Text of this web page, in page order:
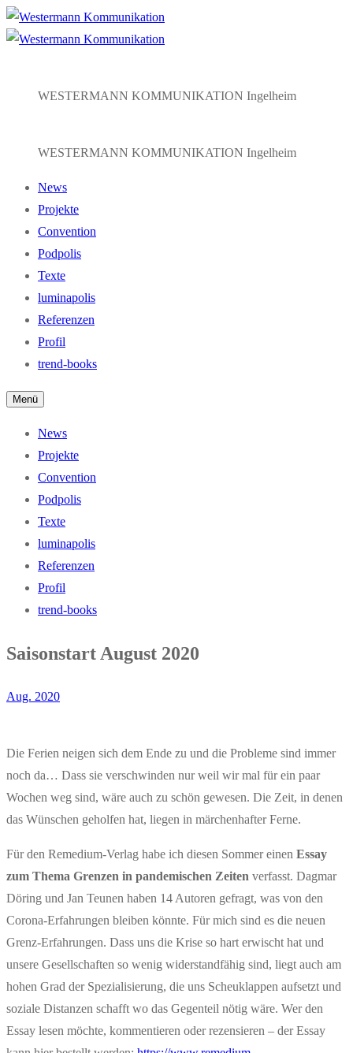
Zum
Inhalt
Menü
Schließen
WESTERMANN KOMMUNIKATION Ingelheim
WESTERMANN KOMMUNIKATION Ingelheim
News
Projekte
Convention
Podpolis
Texte
luminapolis
Referenzen
Profil
trend-books
Menü
News
Projekte
Convention
Podpolis
Texte
luminapolis
Referenzen
Profil
trend-books
Saisonstart August 2020
Aug. 2020
Die Ferien neigen sich dem Ende zu und die Probleme sind immer
noch da… Dass sie verschwinden nur weil wir mal für ein paar
Wochen weg sind, wäre auch zu schön gewesen. Die Zeit, in denen
das Wünschen geholfen hat, liegen in märchenhafter Ferne.
Für den Remedium-Verlag habe ich diesen Sommer einen Essay
zum Thema Grenzen in pandemischen Zeiten verfasst. Dagmar
Döring und Jan Teunen haben 14 Autoren gefragt, was von den
Corona-Erfahrungen bleiben könnte. Für mich sind es die neuen
Grenz-Erfahrungen. Dass uns die Krise so hart erwischt hat und
unsere Gesellschaften so wenig widerstandfähig sind, liegt auch am
hohen Grad der Spezialisierung, die uns Scheuklappen aufsetzt und
soziale Distanzen schafft wo das Gegenteil nötig wäre. Wer den
Essay lesen möchte, kommentieren oder rezensieren – der Essay